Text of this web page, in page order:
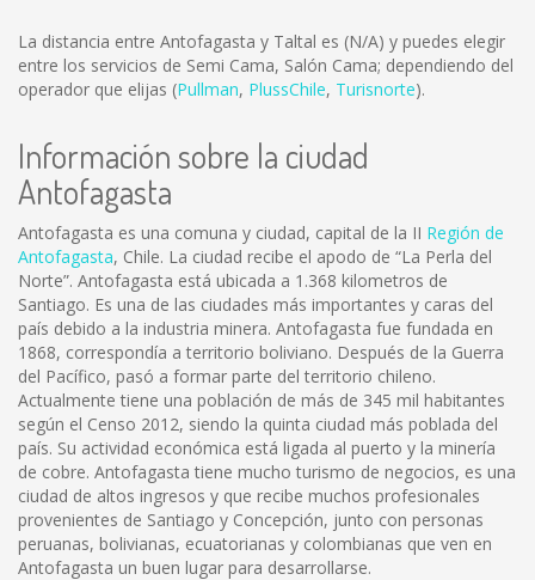
La distancia entre Antofagasta y Taltal es (N/A) y puedes elegir
entre los servicios de Semi Cama, Salón Cama; dependiendo del
operador que elijas (Pullman, PlussChile, Turisnorte).
Información sobre la ciudad
Antofagasta
Antofagasta es una comuna y ciudad, capital de la II Región de
Antofagasta, Chile. La ciudad recibe el apodo de “La Perla del
Norte”. Antofagasta está ubicada a 1.368 kilometros de
Santiago. Es una de las ciudades más importantes y caras del
país debido a la industria minera. Antofagasta fue fundada en
1868, correspondía a territorio boliviano. Después de la Guerra
del Pacífico, pasó a formar parte del territorio chileno.
Actualmente tiene una población de más de 345 mil habitantes
según el Censo 2012, siendo la quinta ciudad más poblada del
país. Su actividad económica está ligada al puerto y la minería
de cobre. Antofagasta tiene mucho turismo de negocios, es una
ciudad de altos ingresos y que recibe muchos profesionales
provenientes de Santiago y Concepción, junto con personas
peruanas, bolivianas, ecuatorianas y colombianas que ven en
Antofagasta un buen lugar para desarrollarse.